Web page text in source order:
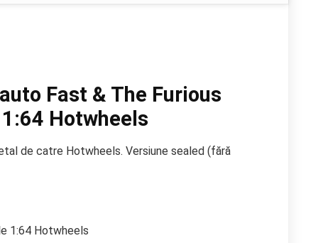
Fast & The Furious
Hotwheels
de catre Hotwheels. Versiune sealed (fără
1:64 Hotwheels